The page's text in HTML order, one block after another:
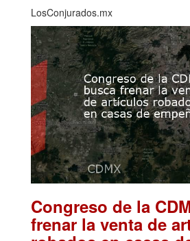
LosConjurados.mx
Congreso de la
frenar la venta de